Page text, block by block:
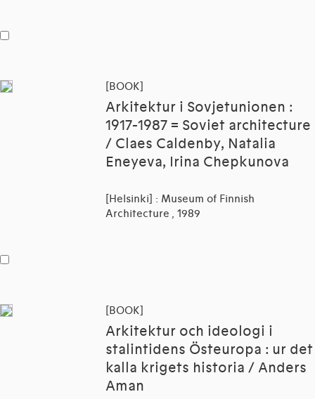
[BOOK]
Arkitektur i Sovjetunionen :
1917-1987 = Soviet architecture
/ Claes Caldenby, Natalia
Eneyeva, Irina Chepkunova
[Helsinki] : Museum of Finnish
Architecture , 1989
[BOOK]
Arkitektur och ideologi i
stalintidens Östeuropa : ur det
kalla krigets historia / Anders
Aman